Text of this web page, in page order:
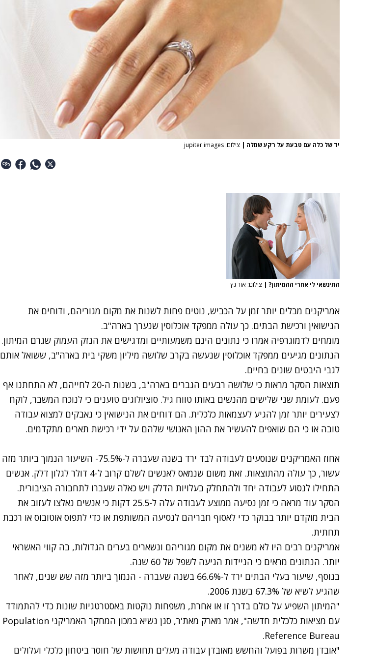
יד של כלה עם טבעת על רקע שמלה | צילום: jupiter images
התינשאי לי אחרי ההמיתון? | צילום: אור גץ
אמריקנים מבלים יותר זמן על הכביש, נוטים פחות לשנות את מקום מגוריהם, ודוחים את
הנישואין ורכישת הבתים. כך עולה ממפקד אוכלוסין שנערך בארה"ב.
מומחים לדמוגרפיה אמרו כי נתונים הינם משמעותיים ומדגישים את הנזק העמוק שגרם המיתון.
הנתונים מגיעים ממפקד אוכלוסין שנעשה בקרב שלושה מיליון משקי בית בארה"ב, ששואל אותם
לגבי היבטים שונים בחיים.
תוצאות הסקר מראות כי שלושה רבעים הגברים בארה"ב, בשנות ה-20 לחייהם, לא התחתנו אף
פעם. לעומת שני שלישים מהנשים באותו טווח גיל. סוציולוגים טוענים כי לנוכח המשבר, לוקח
לצעירים יותר זמן להגיע לעצמאות כלכלית. הם דוחים את הנישואין כי נאבקים למצוא עבודה
טובה או כי הם שואפים להעשיר את ההון האנושי שלהם על ידי רכישת תארים מתקדמים.
אחוז האמריקנים שנוסעים לעבודה לבד ירד בשנה שעברה ל-75.5%- השיעור הנמוך ביותר מזה
עשור, כך עולה מהתוצאות. זאת משום שנמאס לאנשים לשלם קרוב ל-4 דולר לגלון דלק. אנשים
התחילו לנסוע לעבודה יחד ולהתחלק בעלויות הדלק ויש כאלה שעברו לתחבורה הציבורית.
הסקר עוד מראה כי זמן נסיעה ממוצע לעבודה עלה ל-25.5 דקות כי אנשים נאלצו לעזוב את
הבית מוקדם יותר בבוקר כדי לאסוף חבריהם לנסיעה המשותפת או כדי לתפוס אוטובוס או רכבת
תחתית.
אמריקנים רבים היו לא משנים את מקום מגוריהם ונשארים בערים הגדולות, בה קווי האשראי
יותר. הנתונים מראים כי הניידות הגיעה לשפל של 60 שנה.
בנוסף, שיעור בעלי הבתים ירד ל-66.6% בשנה שעברה - הנמוך ביותר מזה שש שנים, לאחר
שהגיע לשיא של 67.3% בשנת 2006.
"המיתון השפיע על כולם בדרך זו או אחרת, משפחות נוקטות באסטרטגיות שונות כדי להתמודד
עם מציאות כלכלית חדשה", אמר מארק מאת'ר, סגן נשיא במכון המחקר האמריקני Population
Reference Bureau.
"אובדן משרות בפועל והחשש מאובדן עבודה מעלים תחושות של חוסר ביטחון כלכלי ועלולים